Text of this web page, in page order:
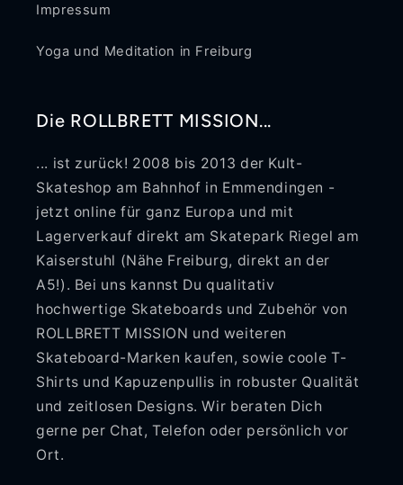
Impressum
Yoga und Meditation in Freiburg
Die ROLLBRETT MISSION...
... ist zurück! 2008 bis 2013 der Kult-
Skateshop am Bahnhof in Emmendingen -
jetzt online für ganz Europa und mit
Lagerverkauf direkt am Skatepark Riegel am
Kaiserstuhl (Nähe Freiburg, direkt an der
A5!). Bei uns kannst Du qualitativ
hochwertige Skateboards und Zubehör von
ROLLBRETT MISSION und weiteren
Skateboard-Marken kaufen, sowie coole T-
Shirts und Kapuzenpullis in robuster Qualität
und zeitlosen Designs. Wir beraten Dich
gerne per Chat, Telefon oder persönlich vor
Ort.